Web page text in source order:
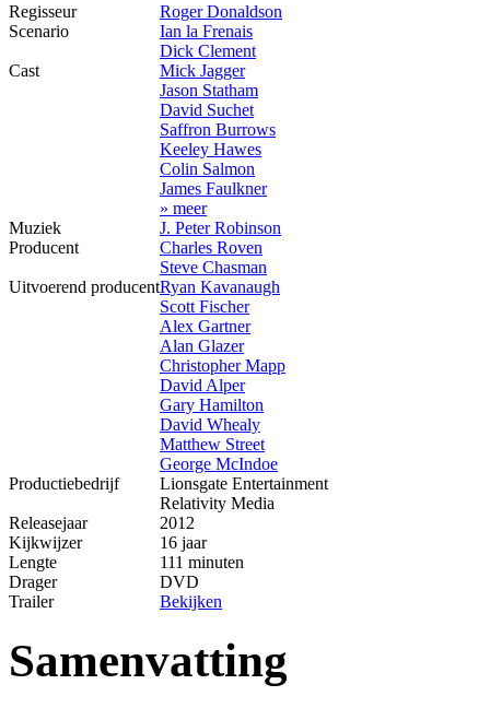
Regisseur
Roger Donaldson
Scenario
Ian la Frenais
Dick Clement
Cast
Mick Jagger
Jason Statham
David Suchet
Saffron Burrows
Keeley Hawes
Colin Salmon
James Faulkner
» meer
Muziek
J. Peter Robinson
Producent
Charles Roven
Steve Chasman
Uitvoerend producentRyan Kavanaugh
Scott Fischer
Alex Gartner
Alan Glazer
Christopher Mapp
David Alper
Gary Hamilton
David Whealy
Matthew Street
George McIndoe
Productiebedrijf
Lionsgate Entertainment
Relativity Media
Releasejaar
2012
Kijkwijzer
16 jaar
Lengte
111 minuten
Drager
DVD
Trailer
Bekijken
Samenvatting